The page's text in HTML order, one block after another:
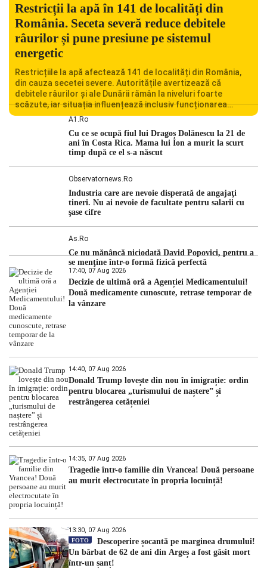
Restricții la apă în 141 de localități din
România. Seceta severă reduce debitele
râurilor și pune presiune pe sistemul
energetic
Restricțiile la apă afectează 141 de localități din România,
din cauza secetei severe. Autoritățile avertizează că
debitele râurilor și ale Dunării rămân la niveluri foarte
scăzute, iar situația influențează inclusiv funcționarea
Centralei Nucleare de la Cernavodă. România se confruntă
hidrologic din ultimii ani. Lipsa […]
A1.ro
Cu ce se ocupă fiul lui Dragoș Dolănescu la 21 de
ani în Costa Rica. Mama lui Ion a murit la scurt
timp după ce el s-a născut
Observatornews.ro
Industria care are nevoie disperată de angajaţi
tineri. Nu ai nevoie de facultate pentru salarii cu
şase cifre
As.ro
Ce nu mănâncă niciodată David Popovici, pentru a
se menţine într-o formă fizică perfectă
17:40, 07 Aug 2026
Decizie de ultimă oră a Agenției Medicamentului!
Două medicamente cunoscute, retrase temporar de
la vânzare
14:40, 07 Aug 2026
Donald Trump lovește din nou în imigrație: ordin
pentru blocarea „turismului de naștere” și
restrângerea cetățeniei
14:35, 07 Aug 2026
Tragedie într-o familie din Vrancea! Două persoane
au murit electrocutate în propria locuință!
13:30, 07 Aug 2026
FOTO
Descoperire șocantă pe marginea drumului!
Un bărbat de 62 de ani din Argeș a fost găsit mort
într-un șanț!